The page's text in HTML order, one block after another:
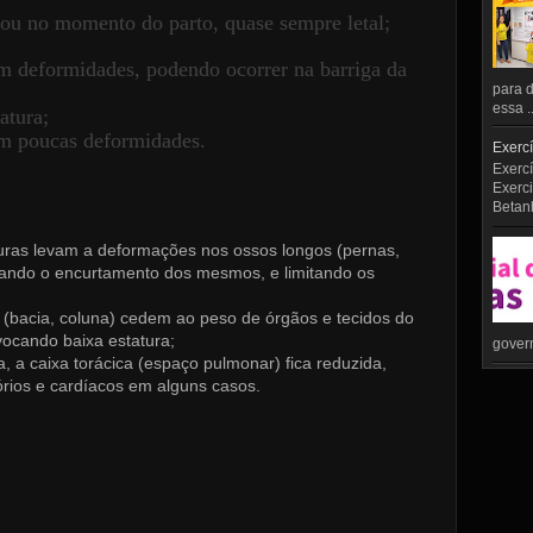
no momento do parto, quase sempre letal;
deformidades, podendo ocorrer na barriga da
poucas deformidades.
levam a deformações nos ossos longos (pernas,
o encurtamento dos mesmos, e limitando os
coluna) cedem ao peso de órgãos e tecidos do
baixa estatura;
a caixa torácica (espaço pulmonar) fica reduzida,
e cardíacos em alguns casos.
para
essa